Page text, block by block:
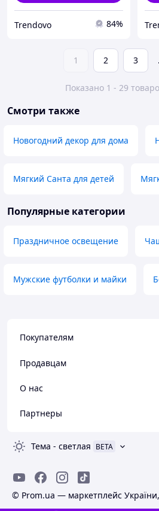
Trendovo 84%
1 2 3
Показано 1 - 29
Смотри также
Новогодний декор для дома
Мягкий Санта для детей
Популярные категории
Праздничное освещение
Мужские футболки и майки
Покупателям
Продавцам
О нас
Партнеры
Тема - светлая BETA
© Prom.ua — маркетплейс